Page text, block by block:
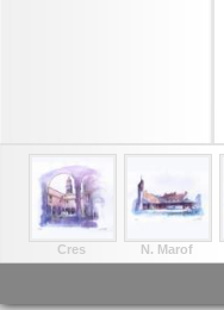
Cres N. Marof